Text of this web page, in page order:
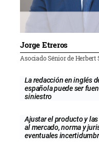
Jorge Etreros
Asociado Sénior de
La redacción en inglés
española puede ser
siniestro
Ajustar el producto y
al mercado, norma y
eventuales